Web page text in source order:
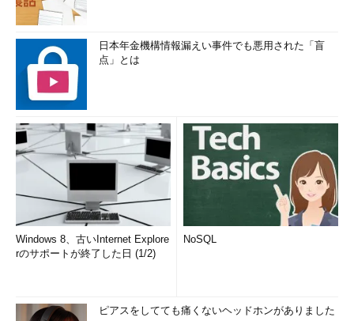
日本年金機構情報漏えい事件でも悪用された「盲
点」とは
Windows 8、古いInternet Explore
rのサポートが終了した日 (1/2)
NoSQL
ピアスをしてても痛くないヘッドホンがありました